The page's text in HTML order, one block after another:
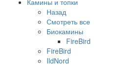
Назад
Смотреть все
Биокамины
FireBird
FireBird
IldNord